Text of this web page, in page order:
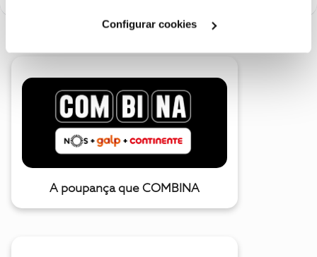
Configurar cookies
A poupança que COMBINA